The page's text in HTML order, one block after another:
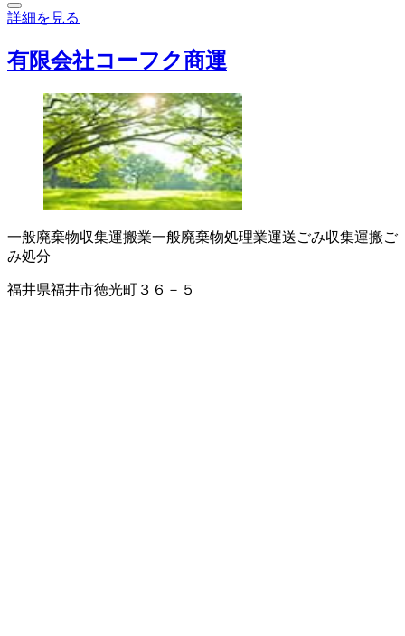
詳細を見る
有限会社コーフク商運
一般廃棄物収集運搬業一般廃棄物処理業運送ごみ収集運搬ご
み処分
福井県福井市徳光町３６－５